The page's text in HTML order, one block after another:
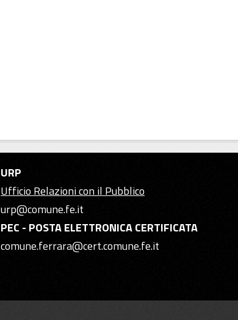
URP
Ufficio Relazioni con il Pubblico
urp@comune.fe.it
PEC - POSTA ELETTRONICA CERTIFICATA
comune.ferrara@cert.comune.fe.it